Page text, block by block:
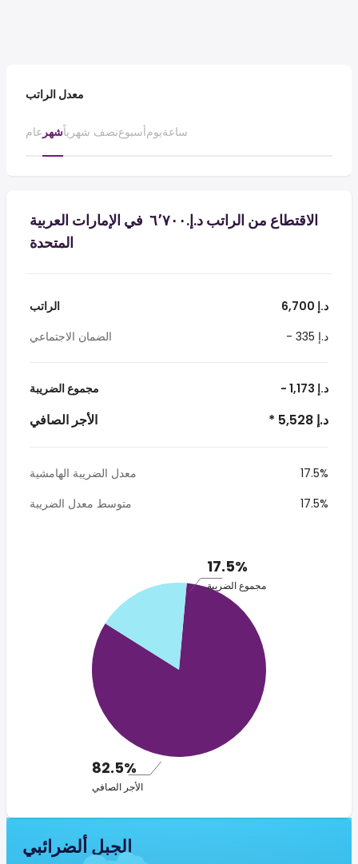
معدل الراتب
عام شهرنصف شهرياًأسبوعيومساعة
الاقتطاع من الراتب د.إ.‏٦٬٧٠٠ ‏ في الإمارات العربية
المتحدة
الراتب
6,700 د.إ
الضمان الاجتماعي
- 335 د.إ
مجموع الضريبة - 1,173 د.إ
الأجر الصافي * 5,528 د.إ
معدل الضريبة الهامشية
17.5%
متوسط معدل الضريبة
17.5%
17.5%
مجموع الضريبة
82.5%
الأجر الصافي
الجبل ألضرائبي